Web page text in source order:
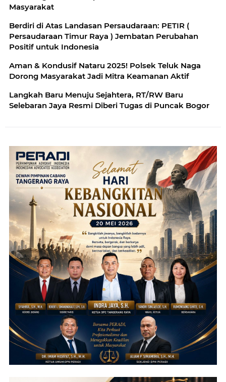
Masyarakat
Berdiri di Atas Landasan Persaudaraan: PETIR (
Persaudaraan Timur Raya ) Jembatan Perubahan
Positif untuk Indonesia
Aman & Kondusif Nataru 2025! Polsek Teluk Naga
Dorong Masyarakat Jadi Mitra Keamanan Aktif
Langkah Baru Menuju Sejahtera, RT/RW Baru
Selebaran Jaya Resmi Diberi Tugas di Puncak Bogor